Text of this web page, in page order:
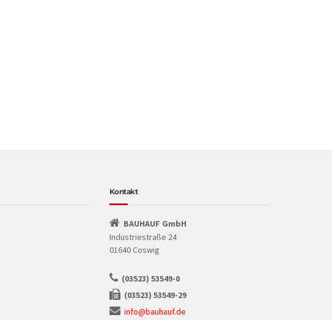
Kontakt
BAUHAUF GmbH
Industriestraße 24
01640 Coswig
(03523) 53549-0
(03523) 53549-29
info@bauhauf.de